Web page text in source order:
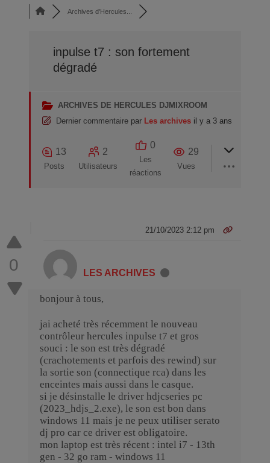
Archives d'Hercules...
inpulse t7 : son fortement
dégradé
ARCHIVES DE HERCULES DJMIXROOM
Dernier commentaire par Les archives il y a 3 ans
13
Posts
2
Utilisateurs
0
Les
réactions
29
Vues
0
21/10/2023 2:12 pm
LES ARCHIVES
bonjour à tous,
jai acheté très récemment le nouveau
contrôleur hercules inpulse t7 et gros
souci : le son est très dégradé
(crachotements et parfois des rewind) sur
la sortie son (connectique rca) dans les
enceintes mais aussi dans le casque.
si je désinstalle le driver hdjcseries pc
(2023_hdjs_2.exe), le son est bon dans
windows 11 mais je ne peux utiliser serato
dj pro car ce driver est obligatoire.
mon laptop est très récent : intel i7 - 13th
gen - 32 go ram - windows 11